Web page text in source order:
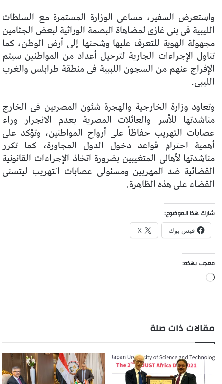
واستعرض السفير، مساعى الوزارة المستمرة مع السلطات
الليبية فى بنى غازى لمضاهاة البصمة الوراثية لبعض الجثامين
مجهولة الهوية للتعرف عليها وشحنها إلى أرض الوطن، كما
تناول الإجراءات الجارية لترحيل أعداد من المواطنين سيتم
الإفراج عنهم من السجون الليبية فى منطقة طرابلس والغرب
الليبى.
وتعاود وزارة الخارجية والهجرة شئون المصريين فى الخارج
مناشدتها للأسر والعائلات المصرية بعدم الانجرار وراء
عصابات التهريب حفاظاً على أرواح المواطنين، وتؤكد على
أهمية احترام قواعد دخول الدول المجاورة، كما تكرر
مناشدتها لأهالى المتغيبين بضرورة اتخاذ الإجراءات القانونية
القضائية ضد المهربين ومسئولى عصابات التهريب ليتسنى
القضاء على هذه الظاهرة.
شارك هذا الموضوع:
فيس بوك X
معجب بهذه:
جاري
مقالات ذات صلة